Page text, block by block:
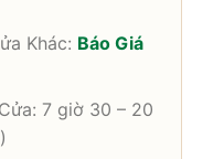
Khác: Báo Giá
7 giờ 30 – 20